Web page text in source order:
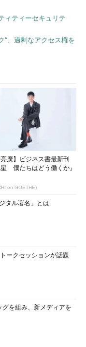
となく、あくまでもIP
である。最終的にまた
の仕事である。
た各IPパケットは「独
各パケットは通常の個
何の関連性もなく、ル
ワークの性質上、各パ
らばらになり、ほかの
もしれないし、場合に
てしまうかもしれな
りうることであり、IP
も問題ないように設計
欠落した場合は、元の
。
決まっていると書い
は正しく機能するか
されたIPパケットに
コピー）も付いてい
しか利用できない
ことができない。
様では、TCP/IPが利
が決められている。こ
いる（この値は現在
小さいので、将来はよ
576bytesというの
ィティーセキュリテ
”、過剰なアクセス権を
亮廣】ビジネス書最新刊
星 僕たちはどう働くか』
on GOETHE)
タル署名」とは
ークセッションが話題
を組み、新メディアを